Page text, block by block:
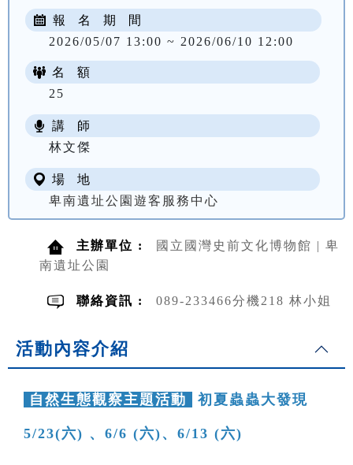
報 名 期 間
2026/05/07 13:00 ~ 2026/06/10 12:00
名 額
25
講 師
林文傑
場 地
卑南遺址公園遊客服務中心
主辦單位 :
國立國灣史前文化博物館 | 卑
南遺址公園
聯絡資訊 : 089-233466分機218 林小姐
活動內容介紹
自然生態觀察主題活動 初夏蟲蟲大發現
5/23(六) 、6/6 (六)、6/13 (六)